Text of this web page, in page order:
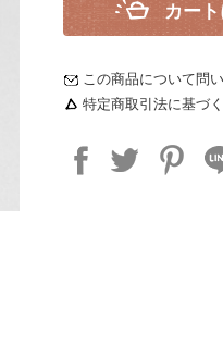
カー
この商品について問
特定商取引法に基づ